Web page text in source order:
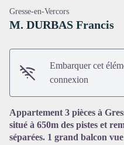
Gresse-en-Vercors
M. DURBAS Francis
Embarquer cet
connexion
Appartement 3 pièces à
situé à 650m des pistes et
séparées. 1 grand balcon